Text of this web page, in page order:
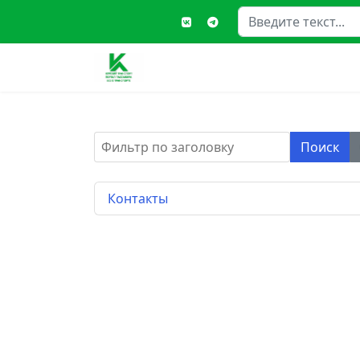
Поиск
Фильтр по заголовку Поиск
Контакты